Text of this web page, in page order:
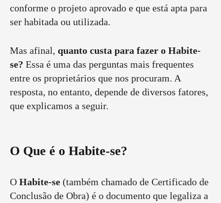
conforme o projeto aprovado e que está apta para
ser habitada ou utilizada.
Mas afinal, quanto custa para fazer o Habite-
se? Essa é uma das perguntas mais frequentes
entre os proprietários que nos procuram. A
resposta, no entanto, depende de diversos fatores,
que explicamos a seguir.
O Que é o Habite-se?
O Habite-se (também chamado de Certificado de
Conclusão de Obra) é o documento que legaliza a